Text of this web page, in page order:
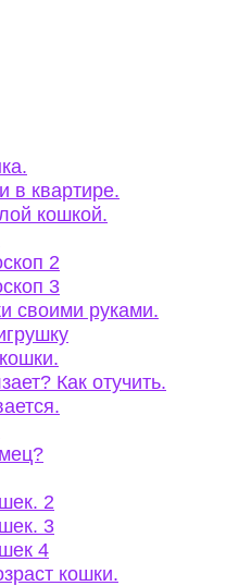
в квартире.
кошкой.
2
3
своими руками.
Как отучить.
2
3
4
кошки.